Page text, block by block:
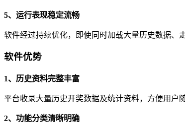
5、运行表现稳定流畅
软件经过持续优化，即使同时加载大量历史数据、
软件优势
1、历史资料完整丰富
平台收录大量历史开奖数据及统计资料，方便用户
2、功能分类清晰明确